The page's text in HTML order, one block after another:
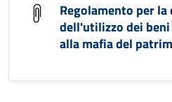
Regolamento per
dell'utilizzo dei
alla mafia del